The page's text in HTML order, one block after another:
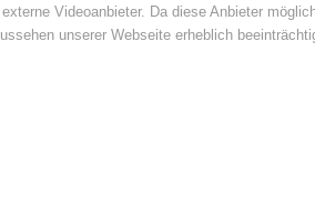
Videoanbieter. Da diese Anbieter
unserer Webseite erheblich